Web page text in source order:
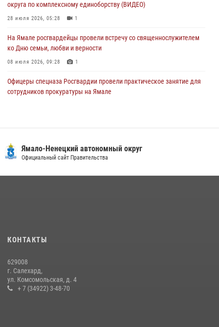
округа по комплексному единоборству (ВИДЕО)
28 июля 2026, 05:28 1
На Ямале росгвардейцы провели встречу со священнослужителем
ко Дню семьи, любви и верности
08 июля 2026, 09:28 1
Офицеры спецназа Росгвардии провели практическое занятие для
сотрудников прокуратуры на Ямале
Сотрудники СОБР «Варк» повышают боевое мастерство на Ямале
На Ямале подведены итоги работы вневедомственной охраны
14 июля 2026, 06:53
Ямало-Ненецкий автономный округ
Официальный сайт Правительства
КОНТАКТЫ
629008
г. Салехард,
ул. Комсомольская, д. 4
+ 7 (34922) 3-48-70